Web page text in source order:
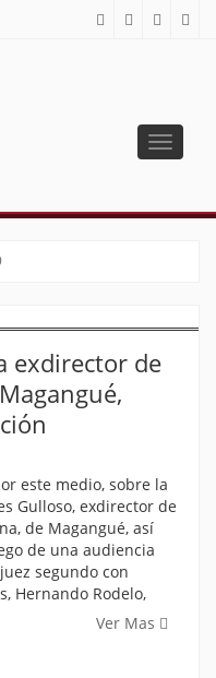
Toggle
exdirector de
este medio, sobre la
Gulloso, exdirector de
de Magangué, así
de una audiencia
segundo con
Hernando Rodelo,
Ver Mas